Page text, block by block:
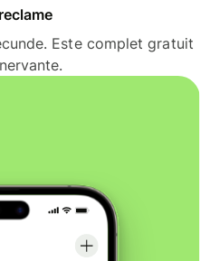
Este complet gratuit